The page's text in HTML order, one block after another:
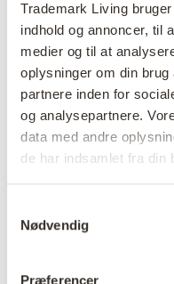
Trademark Living
indhold og annoncer, til
medier og til at
oplysninger om din
partnere inden for
og analysepartnere.
data med andre
de har indsamlet fra din
Nødvendig
Præferencer
Perforeret
lens På lager
Varenr: E1643
Colli: 1 Stk
Farve: Jern
Størrelse: